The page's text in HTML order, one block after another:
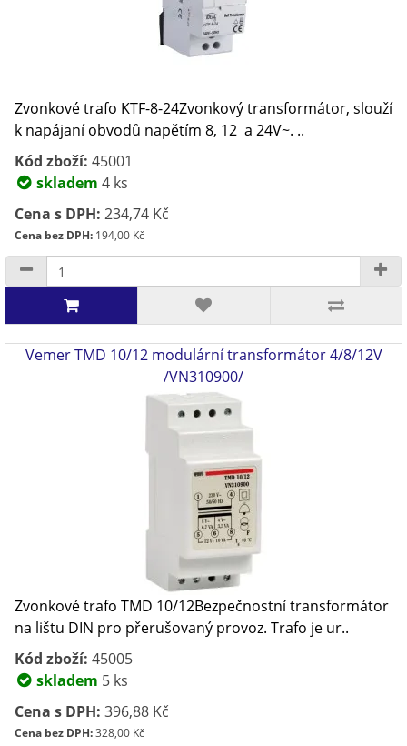
Zvonkové trafo KTF-8-24Zvonkový transformátor, slouží
k napájaní obvodů napětím 8, 12 a 24V~. ..
Kód zboží: 45001
skladem 4 ks
Cena s DPH: 234,74 Kč
Cena bez DPH: 194,00 Kč
Vemer TMD 10/12 modulární transformátor 4/8/12V
/VN310900/
Zvonkové trafo TMD 10/12Bezpečnostní transformátor
na lištu DIN pro přerušovaný provoz. Trafo je ur..
Kód zboží: 45005
skladem 5 ks
Cena s DPH: 396,88 Kč
Cena bez DPH:328,00 Kč